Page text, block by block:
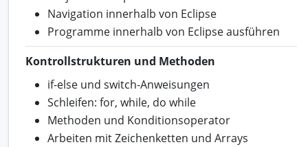
Navigation innerhalb von Eclipse
Programme innerhalb von Eclipse ausführen
Kontrollstrukturen und Methoden
if-else und switch-Anweisungen
Schleifen: for, while, do while
Methoden und Konditionsoperator
Arbeiten mit Zeichenketten und Arrays